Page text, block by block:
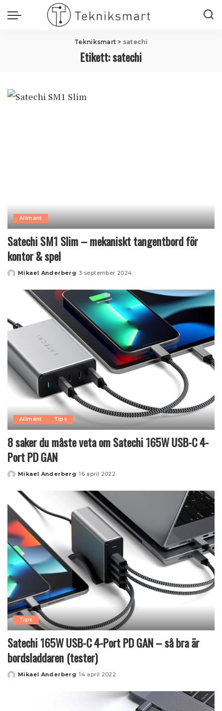
Tekniksmart > satechi
Etikett:satechi
Allmänt
Satechi SM1 Slim – mekaniskt tangentbord för
kontor & spel
Posted
Mikael Anderberg 3 september 2024
Allmänt Tips
8 saker du måste veta om Satechi 165W USB-C 4-
Port PD GAN
Posted
Mikael Anderberg 16 april 2022
Tips
Satechi 165W USB-C 4-Port PD GAN – så bra är
bordsladdaren (tester)
Posted
Mikael Anderberg 14 april 2022